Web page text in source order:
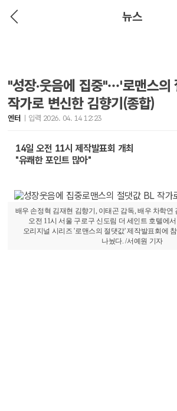
뉴스
"성장·웃음에 집중"…'로맨스의
작가로 변신한 김향기(종합)
엔터 입력 2026. 04. 14 12:23
14일 오전 11시 제작발표회 개최
"유쾌한 포인트 많아"
배우 손정혁 김재현 김향기, 이태곤 감독, 배우 차학연
오전 11시 서울 구로구 신도림 더 세인트 호텔에
오리지널 시리즈 '로맨스의 절댓값' 제작발표회에
나눴다. /서예원 기자